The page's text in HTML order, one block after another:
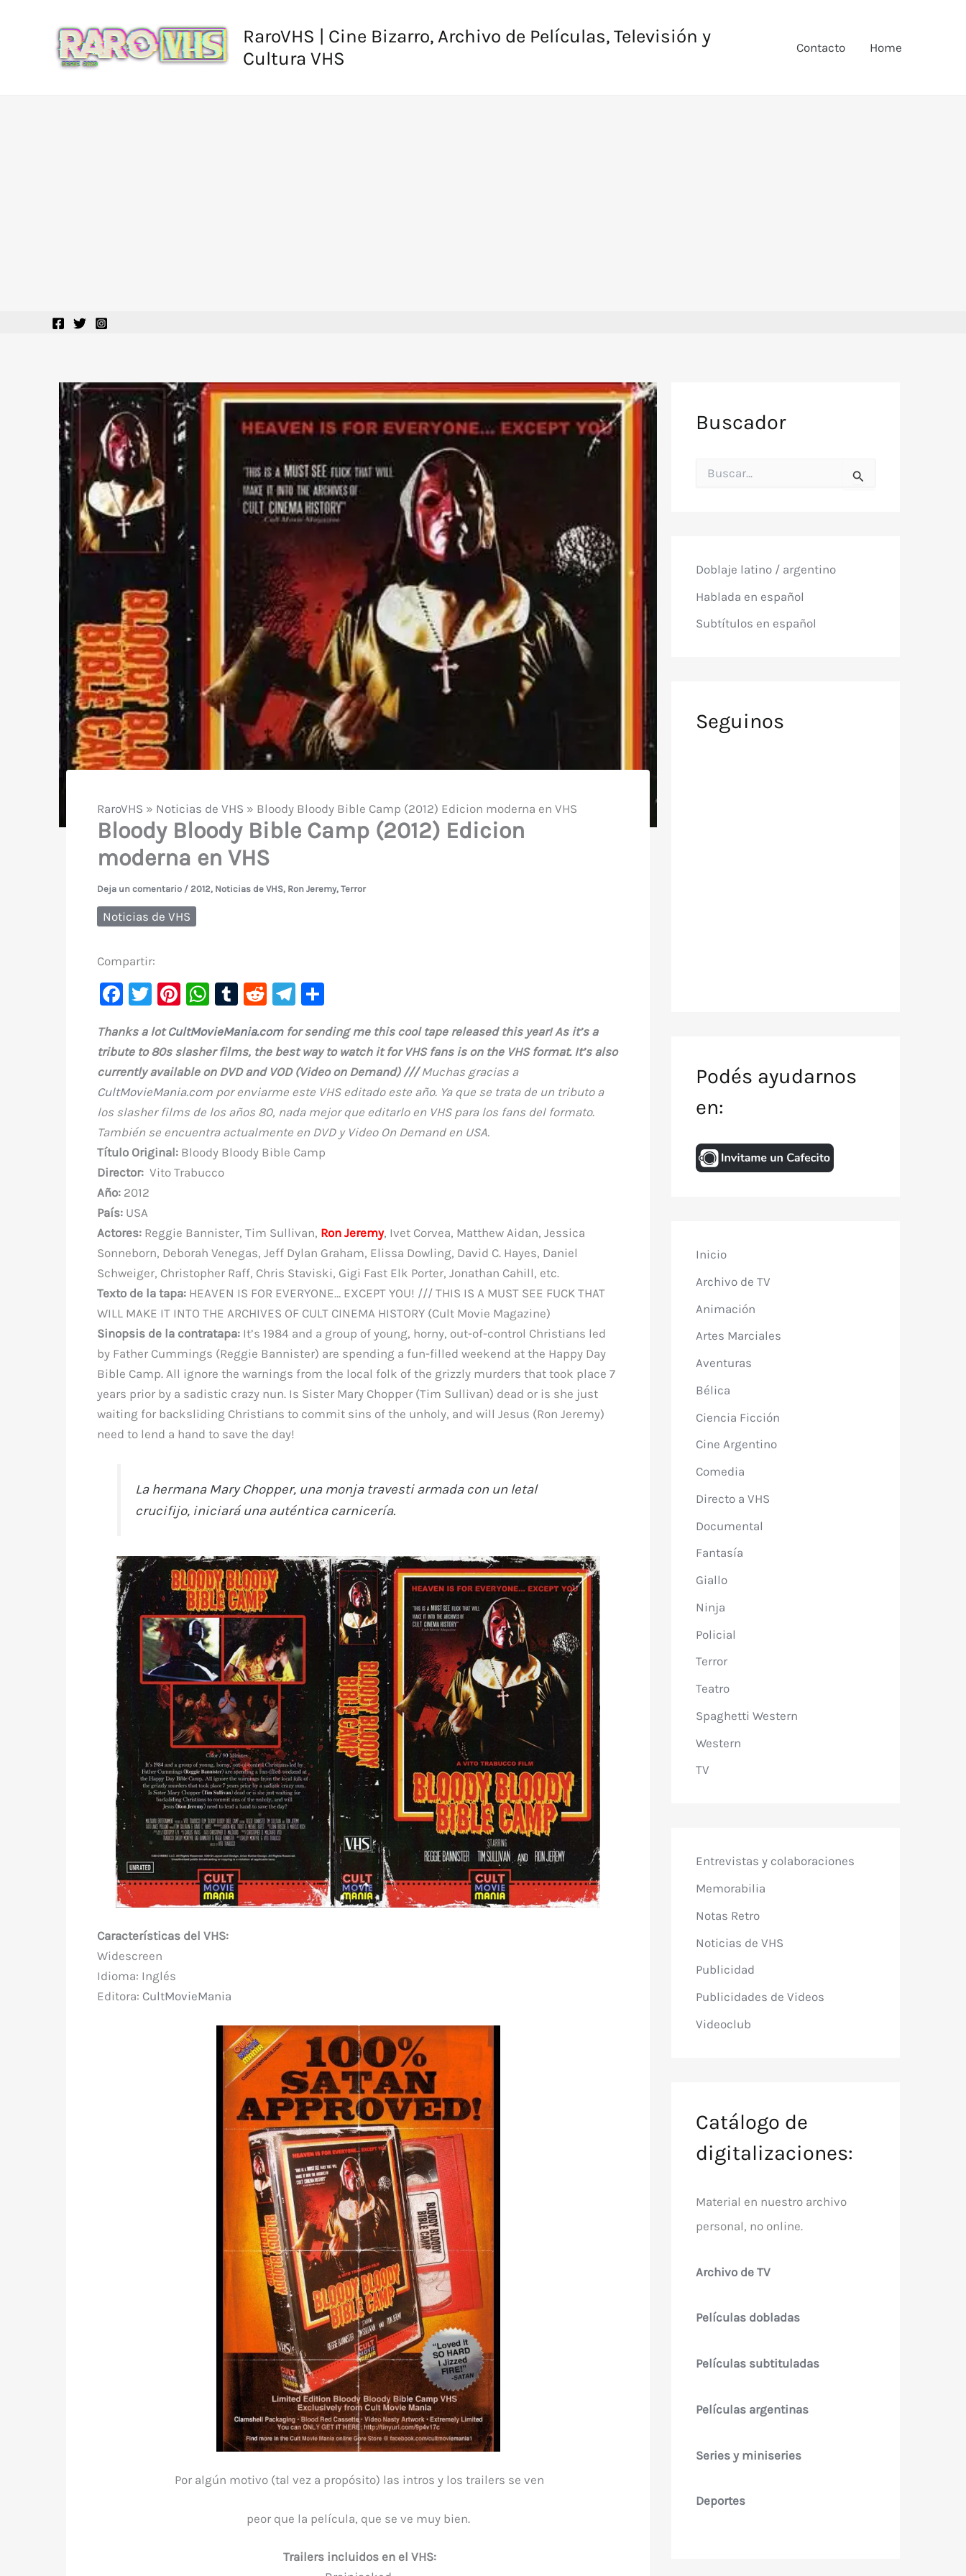
RaroVHS | Cine Bizarro, Archivo de Películas, Televisión y
Cultura VHS
Contacto Home
RaroVHS » Noticias de VHS » Bloody Bloody Bible Camp (2012) Edicion moderna en VHS
Bloody Bloody Bible Camp (2012) Edicion
moderna en VHS
Deja un comentario / 2012, Noticias de VHS, Ron Jeremy, Terror
Noticias de VHS
Compartir:
F
c
e
b
o
o
k
T
it
te
r
Pi
er
e
st
W
at
s
A
p
p
T
m
bl
r
R
d
di
t
Te
gr
a
m
C
m
p
ar
ti
r
Thanks a lotCultMovieMania.comfor sending me this cool tape released this year! As it’s a
tribute to 80s slasher films, the best way to watch it for VHS fans is on the VHS format. It’s also
currently available on DVD and VOD (Video on Demand) ///Muchas gracias a
CultMovieMania.compor enviarme este VHS editado este año. Ya que se trata de un tributo a
los slasher films de los años 80, nada mejor que editarlo en VHS para los fans del formato.
También se encuentra actualmente en DVD y Video On Demand en USA.
Título Original:Bloody Bloody Bible Camp
Director:Vito Trabucco
Año:2012
País:USA
Actores:Reggie Bannister, Tim Sullivan, Ron Jeremy, Ivet Corvea, Matthew Aidan, Jessica
Sonneborn, Deborah Venegas, Jeff Dylan Graham, Elissa Dowling, David C. Hayes, Daniel
Schweiger, Christopher Raff, Chris Staviski, Gigi Fast Elk Porter, Jonathan Cahill, etc.
Texto de la tapa: HEAVEN IS FOR EVERYONE… EXCEPT YOU! /// THIS IS A MUST SEE FUCK THAT
WILL MAKE IT INTO THE ARCHIVES OF CULT CINEMA HISTORY (Cult Movie Magazine)
Sinopsis de la contratapa:It’s 1984 and a group of young, horny, out-of-control Christians led
by Father Cummings (Reggie Bannister) are spending a fun-filled weekend at the Happy Day
Bible Camp. All ignore the warnings from the local folk of the grizzly murders that took place 7
years prior by a sadistic crazy nun. Is Sister Mary Chopper (Tim Sullivan) dead or is she just
waiting for backsliding Christians to commit sins of the unholy, and will Jesus (Ron Jeremy)
need to lend a hand to save the day!
La hermana Mary Chopper, una monja travesti armada con un letal
crucifijo, iniciará una auténtica carnicería.
Características del VHS:
Widescreen
Idioma: Inglés
Editora: CultMovieMania
Por algún motivo (tal vez a propósito) las intros y los trailers se ven
peor que la película, que se ve muy bien.
Trailers incluidos en el VHS:
Buscador
o
:
Doblaje latino / argentino
Hablada en español
Subtítulos en español
Seguinos
Podés ayudarnos
en:
Inicio
Archivo de TV
Animación
Artes Marciales
Aventuras
Bélica
Ciencia Ficción
Cine Argentino
Comedia
Directo a VHS
Documental
Fantasía
Giallo
Ninja
Policial
Terror
Teatro
Spaghetti Western
Western
TV
Entrevistas y colaboraciones
Memorabilia
Notas Retro
Noticias de VHS
Publicidad
Publicidades de Videos
Videoclub
Catálogo de
digitalizaciones:
Material en nuestro archivo
personal, no online.
Archivo de TV
Películas dobladas
Películas subtituladas
Películas argentinas
Series y miniseries
Deportes